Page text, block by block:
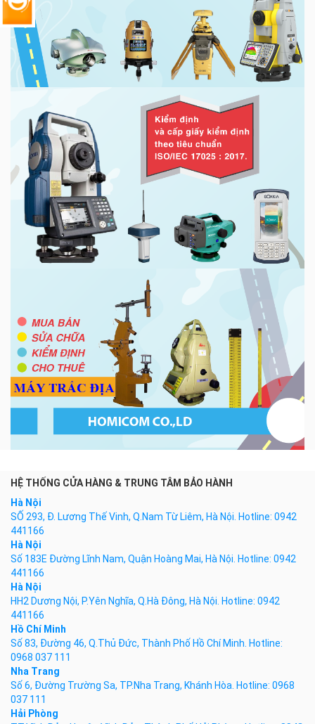
HỆ THỐNG CỬA HÀNG & TRUNG TÂM BẢO HÀNH
Hà Nội
SỐ 293, Đ. Lương Thế Vinh, Q.Nam Từ Liêm, Hà Nội. Hotline: 0942
441166
Hà Nội
Số 183E Đường Lĩnh Nam, Quận Hoàng Mai, Hà Nội. Hotline: 0942
441166
Hà Nội
HH2 Dương Nội, P.Yên Nghĩa, Q.Hà Đông, Hà Nội. Hotline: 0942
441166
Hồ Chí Minh
Số 83, Đường 46, Q.Thủ Đức, Thành Phố Hồ Chí Minh. Hotline:
0968 037 111
Nha Trang
Số 6, Đường Trường Sa, TP.Nha Trang, Khánh Hòa. Hotline: 0968
037 111
Hải Phòng